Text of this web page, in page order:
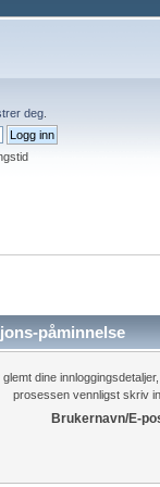
deg
påminnelse
glemt dine
prosessen vennligst skriv
Brukernavn/E-